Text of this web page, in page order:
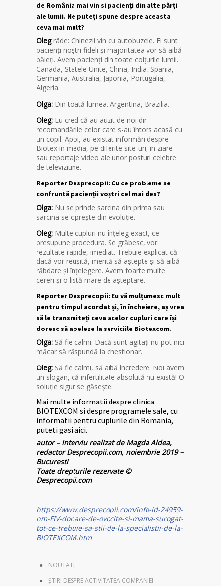
de România mai vin si pacienți din alte părți
ale lumii. Ne puteți spune despre aceasta
ceva mai mult?
Olegrâde: Chinezii vin cu autobuzele. Ei sunt
pacienți noștri fideli și majoritatea vor să aibă
băieți. Avem pacienți din toate colțurile lumii.
Canada, Statele Unite, China, India, Spania,
Germania, Australia, Japonia, Portugalia,
Algeria.
Olga: Din toată lumea. Argentina, Brazilia.
Oleg: Eu cred că au auzit de noi din
recomandările celor care s-au întors acasă cu
un copil. Apoi, au existat informări despre
Biotex în media, pe diferite site-uri, în ziare
sau reportaje video ale unor posturi celebre
de televiziune.
Reporter Desprecopii: Cu ce probleme se
confruntă pacienții voștri cel mai des?
Olga: Nu se prinde sarcina din prima sau
sarcina se oprește din evoluție.
Oleg: Multe cupluri nu înțeleg exact, ce
presupune procedura. Se grăbesc, vor
rezultate rapide, imediat. Trebuie explicat că
dacă vor reușită, merită să aștepte și să aibă
răbdare și înțelegere. Avem foarte multe
cereri și o listă mare de așteptare.
Reporter Desprecopii: Eu vă mulțumesc mult
pentru timpul acordat și, în încheiere, aș vrea
să le transmiteți ceva acelor cupluri care își
doresc să apeleze la serviciile Biotexcom.
Olga: Să fie calmi. Dacă sunt agitați nu pot nici
măcar să răspundă la chestionar.
Oleg: Să fie calmi, să aibă încredere. Noi avem
un slogan, că infertilitate absolută nu există! O
soluție sigur se găsește.
Mai multe informatii despre clinica
BIOTEXCOM si despre programele sale, cu
informatii pentru cuplurile din Romania,
puteti gasi aici.
autor – interviu realizat de Magda Aldea,
redactor Desprecopii.com, noiembrie 2019 –
Bucuresti
Toate drepturile rezervate ©
Desprecopii.com
https://www.desprecopii.com/info-id-24959-
nm-FIV-donare-de-ovocite-si-mama-surogat-
tot-ce-trebuie-sa-stii-de-la-specialistii-de-la-
BIOTEXCOM.htm
NOUTATI,
ȘTIRI DESPRE ACTIVITATEA COMPANIEI